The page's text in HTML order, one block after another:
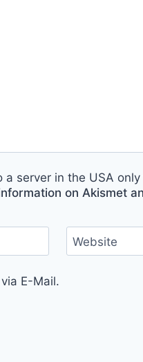
server in the USA
on Akismet
Website
E-Mail.